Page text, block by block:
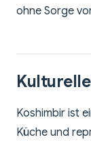
ohne Sorge
Koshimbir ist
Küche und